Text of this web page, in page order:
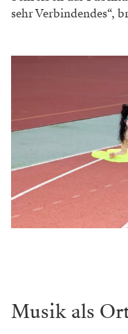
sehr Verbindendes“,
Musik als